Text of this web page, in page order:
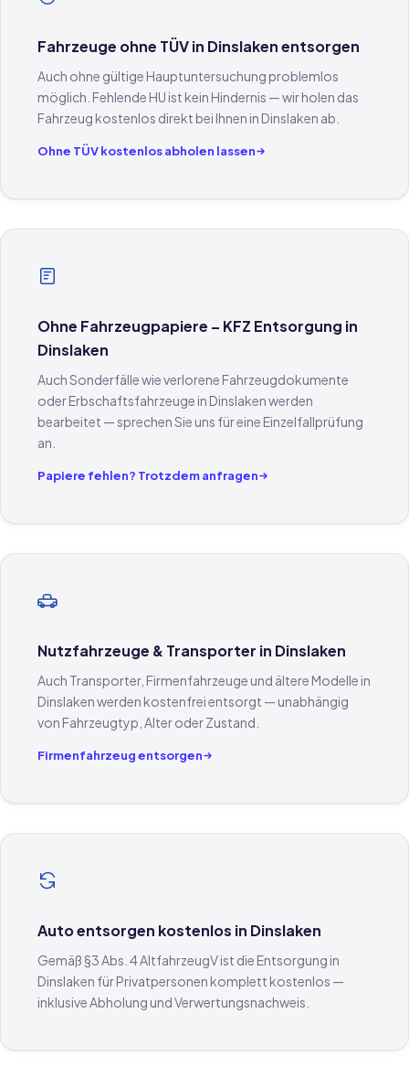
Fahrzeuge ohne TÜV in Dinslaken entsorgen
Auch ohne gültige Hauptuntersuchung problemlos
möglich. Fehlende HU ist kein Hindernis — wir holen das
Fahrzeug kostenlos direkt bei Ihnen in Dinslaken ab.
Ohne TÜV kostenlos abholen lassen
Ohne Fahrzeugpapiere – KFZ Entsorgung in
Dinslaken
Auch Sonderfälle wie verlorene Fahrzeugdokumente
oder Erbschaftsfahrzeuge in Dinslaken werden
bearbeitet — sprechen Sie uns für eine Einzelfallprüfung
an.
Papiere fehlen? Trotzdem anfragen
Nutzfahrzeuge & Transporter in Dinslaken
Auch Transporter, Firmenfahrzeuge und ältere Modelle in
Dinslaken werden kostenfrei entsorgt — unabhängig
von Fahrzeugtyp, Alter oder Zustand.
Firmenfahrzeug entsorgen
Auto entsorgen kostenlos in Dinslaken
Gemäß §3 Abs. 4 AltfahrzeugV ist die Entsorgung in
Dinslaken für Privatpersonen komplett kostenlos —
inklusive Abholung und Verwertungsnachweis.